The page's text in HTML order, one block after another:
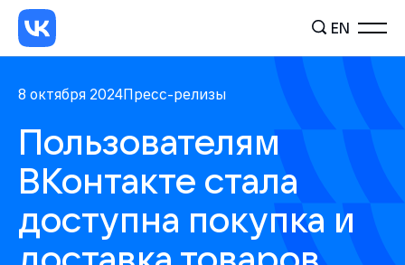
EN
8 октября 2024Пресс-релизы
Пользователям
ВКонтакте стала
доступна покупка и